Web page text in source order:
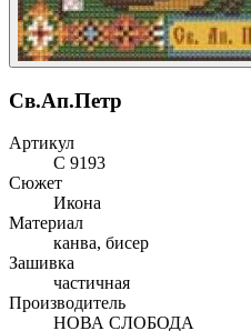
Св.Ап.Петр
Артикул
С 9193
Сюжет
Икона
Материал
канва, бисер
Зашивка
частичная
Производитель
НОВА СЛОБОДА